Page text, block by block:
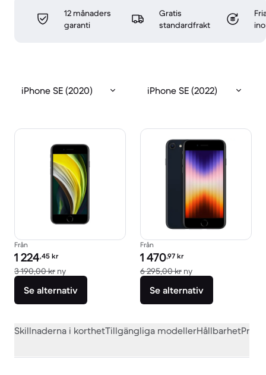
12 månaders
garanti
Gratis
standardfrakt
iPhone SE (2020) iPhone SE (2022)
Från
Pris för rekonditionerad produkt:
1 224,45 kr
3 190,00 kr nyJämfört med nypris 3 190,00 kr
Se alternativ
Från
Pris för rekonditionerad produkt:
1 470,97 kr
6 295,00 kr nyJämfört med
Se alternativ
Skillnaderna i korthetTillgängliga modellerHållbarhet